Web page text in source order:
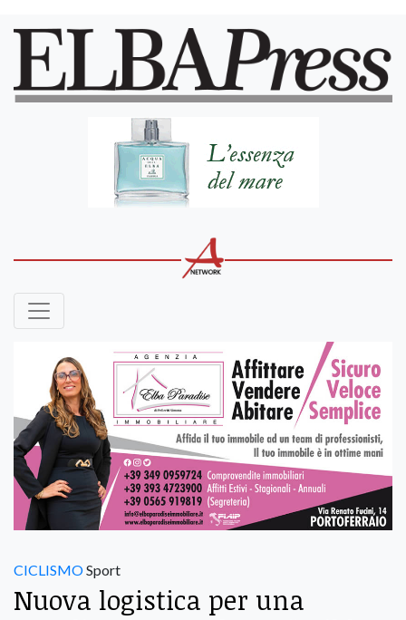
CICLISMOSport
Nuova logistica per una